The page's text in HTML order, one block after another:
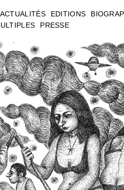
PRESSE
ACTUALITÉS EDITIONS